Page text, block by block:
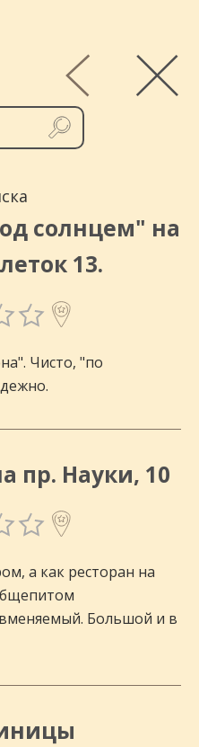
солнцем" на
13.
Чисто, "по
пр. Науки, 10
а как ресторан на
Большой и в